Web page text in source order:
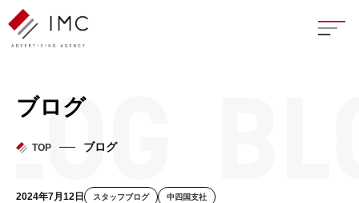
座談
ブログ
TOP ブログ
2024年7月12日 スタッフブログ 中四国支社